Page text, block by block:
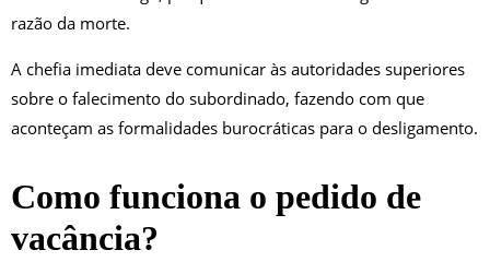
razão da morte.
A chefia imediata deve comunicar às autoridades superiores
sobre o falecimento do subordinado, fazendo com que
aconteçam as formalidades burocráticas para o desligamento.
Como funciona o pedido de
vacância?